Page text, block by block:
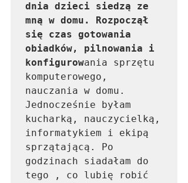
dnia dzieci siedzą ze
mną w domu. Rozpoczął
się czas gotowania
obiadków, pilnowania i
konfigurowania sprzętu
komputerowego,
nauczania w domu.
Jednocześnie byłam
kucharką, nauczycielką,
informatykiem i ekipą
sprzątającą. Po
godzinach siadałam do
tego , co lubię robić